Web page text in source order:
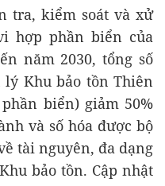
tra, kiểm soát và xử
hợp phần biển của
năm 2030, tổng số
Khu bảo tồn Thiên
biển) giảm 50%
và số hóa được bộ
tài nguyên, đa dạng
bảo tồn. Cập nhật